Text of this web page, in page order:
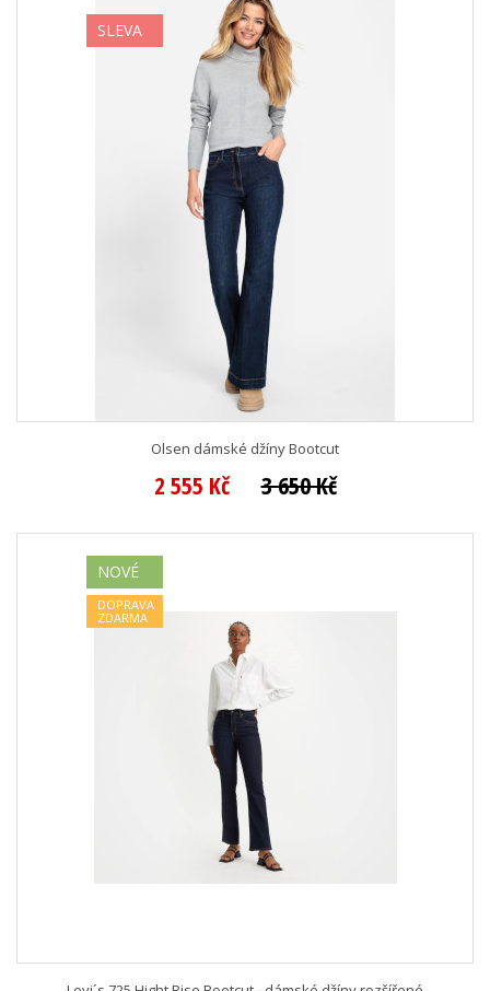
SLEVA
Olsen dámské džíny Bootcut
2 555 Kč 3 650 Kč
NOVÉ
DOPRAVA
ZDARMA